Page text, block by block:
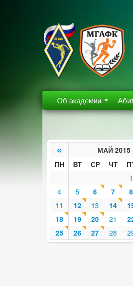
Об академии
« МАЙ 2015
ПН ВТ СР ЧТ
1
4
5 6 7 8
11
12 13 14
18
19 20 21
25
26 27 28